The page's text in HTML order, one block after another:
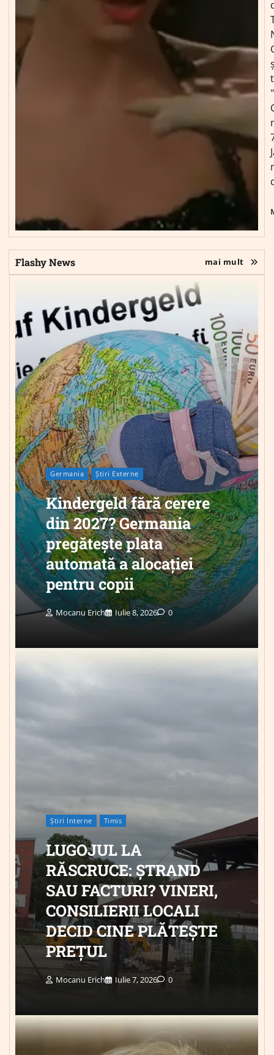
Flashy News mai mult
Germania Știri Externe
Kindergeld fără cerere
din 2027? Germania
pregătește plata
automată a alocației
pentru copii
Mocanu Erich Iulie 8, 2026 0
Știri Interne Timis
LUGOJUL LA
RĂSCRUCE: ȘTRAND
SAU FACTURI? VINERI,
CONSILIERII LOCALI
DECID CINE PLĂTEȘTE
PREȚUL
Mocanu Erich Iulie 7, 2026 0